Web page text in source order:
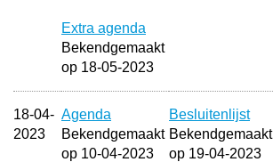
Extra agenda
Bekendgemaakt
op 18-05-2023
18-04-
2023
Agenda
Bekendgemaakt
op 10-04-2023
Besluitenlijst
Bekendgemaakt
op 19-04-2023